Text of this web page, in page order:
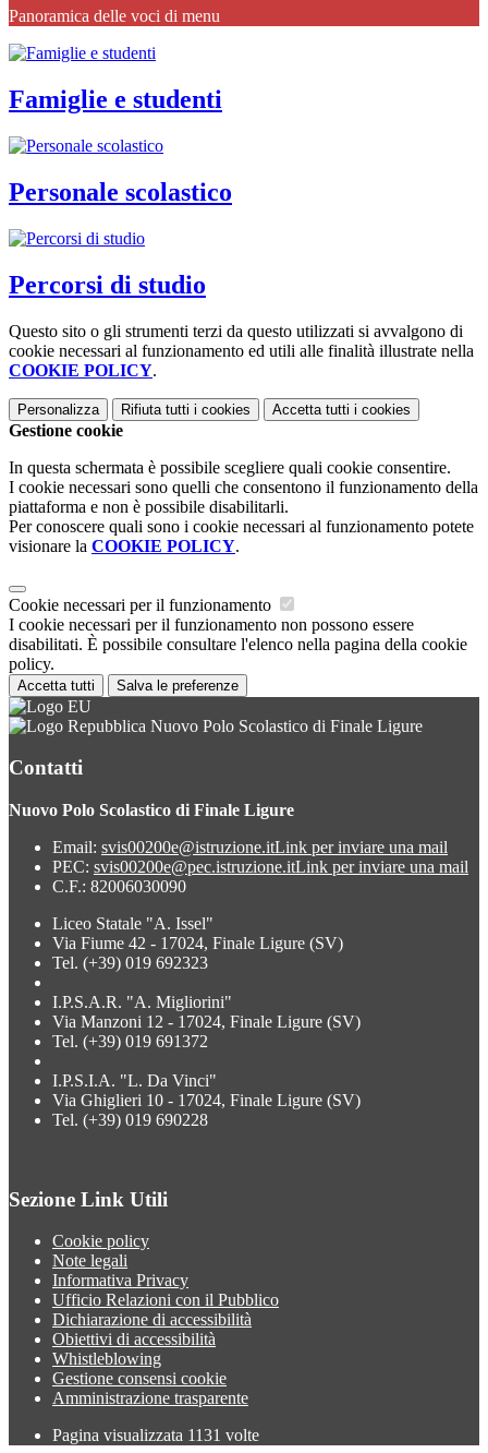
Panoramica delle voci di menu
Famiglie e studenti
Personale scolastico
Percorsi di studio
Questo sito o gli strumenti terzi da questo utilizzati si avvalgono di
cookie necessari al funzionamento ed utili alle finalità illustrate nella
COOKIE POLICY.
Personalizza Rifiuta tutti i cookies Accetta tutti i cookies
Gestione cookie
In questa schermata è possibile scegliere quali cookie consentire.
I cookie necessari sono quelli che consentono il funzionamento della
piattaforma e non è possibile disabilitarli.
Per conoscere quali sono i cookie necessari al funzionamento potete
visionare la COOKIE POLICY.
Cookie necessari per il funzionamento
I cookie necessari per il funzionamento non possono essere
disabilitati. È possibile consultare l'elenco nella pagina della cookie
policy.
Accetta tutti Salva le preferenze
Nuovo Polo Scolastico di Finale Ligure
Contatti
Nuovo Polo Scolastico di Finale Ligure
Email: svis00200e@istruzione.itLink per inviare una mail
PEC: svis00200e@pec.istruzione.itLink per inviare una mail
C.F.: 82006030090
Liceo Statale "A. Issel"
Via Fiume 42 - 17024, Finale Ligure (SV)
Tel. (+39) 019 692323
I.P.S.A.R. "A. Migliorini"
Via Manzoni 12 - 17024, Finale Ligure (SV)
Tel. (+39) 019 691372
I.P.S.I.A. "L. Da Vinci"
Via Ghiglieri 10 - 17024, Finale Ligure (SV)
Tel. (+39) 019 690228
Sezione Link Utili
Cookie policy
Note legali
Informativa Privacy
Ufficio Relazioni con il Pubblico
Dichiarazione di accessibilità
Obiettivi di accessibilità
Whistleblowing
Gestione consensi cookie
Amministrazione trasparente
Pagina visualizzata 1131 volte